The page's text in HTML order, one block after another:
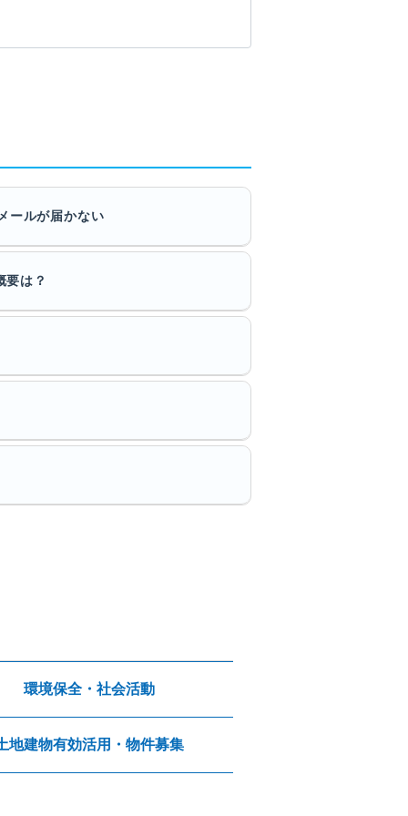
ールが届かない
要は？
環境保全・社会活動
地建物有効活用・物件募集